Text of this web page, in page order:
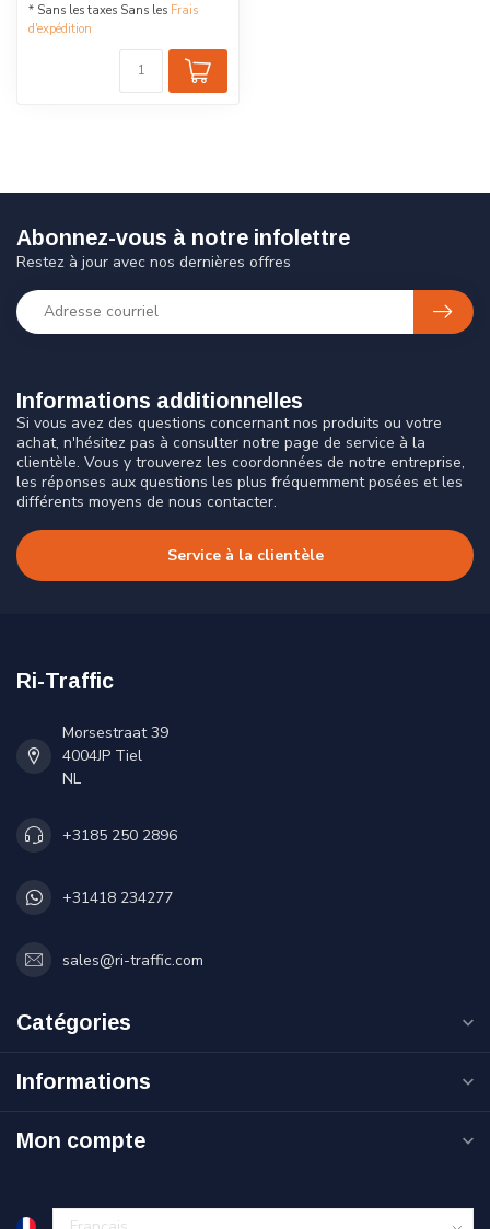
* Sans les taxes Sans les Frais
d'expédition
Informations additionnelles
Si vous avez des questions concernant nos produits ou votre
achat, n'hésitez pas à consulter notre page de service à la
clientèle. Vous y trouverez les coordonnées de notre entreprise,
les réponses aux questions les plus fréquemment posées et les
différents moyens de nous contacter.
Service à la clientèle
Abonnez-vous à notre infolettre
Restez à jour avec nos dernières offres
Ri-Traffic
Morsestraat 39
4004JP Tiel
NL
+3185 250 2896
+31418 234277
sales@ri-traffic.com
Catégories
Informations
Mon compte